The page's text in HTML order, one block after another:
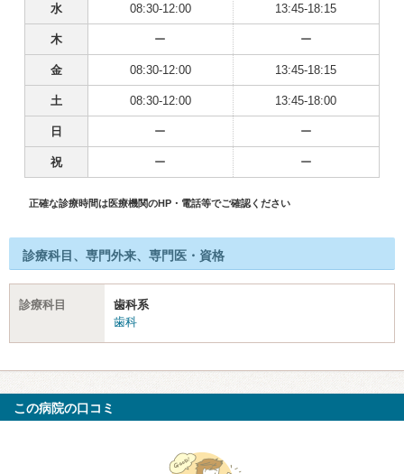
水 08:30-12:00 13:45-18:15
木 ー ー
金 08:30-12:00 13:45-18:15
土 08:30-12:00 13:45-18:00
日 ー ー
祝 ー ー
正確な診療時間は医療機関のHP・電話等でご確認ください
診療科目、専門外来、専門医・資格
診療科目
歯科系
歯科
この病院の口コミ